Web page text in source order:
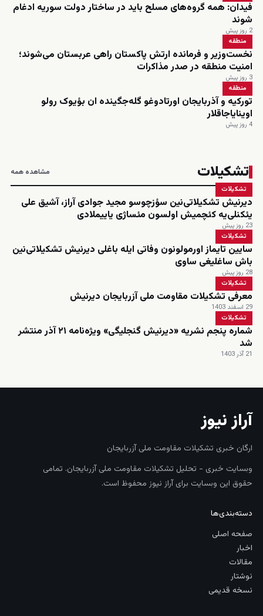
فیدان: همه گروه‌های مسلح باید در ساختار دولت سوریه ادغام
شوند
2 روز پیش
منطقه
نخست‌وزیر و فرمانده ارتش پاکستان راهی عربستان می‌شوند؛
امنیت منطقه در صدر مذاکرات
3 روز پیش
منطقه
تورکیه و آذربایجان اورتادوغو گله‌جگینده ان بؤیوک رولو
اوینایاجاقلار
4 روز پیش
تشکیلات مشاهده همه
تشکیلات
دیرنیش تشکیلاتی‌نین سؤزچوسو مجید جوادی آراز، آشیق علی
یئکنلی‌یه کئچمیش اولسون مئساژی یاییملادی
23 روز پیش
تشکیلات
سایین تایماز اورمولونون وفاتی ایله باغلی دیرنیش تشکیلاتی‌نین
باش ساغلیغی ساوی
28 روز پیش
تشکیلات
معرفی تشکیلات مقاومت ملی آزربایجان دیرنیش
29 اسفند 1403
تشکیلات
شماره پنجم نشریه «دیرنیش گنجلیگی» ویژه‌نامه ۲۱ آذر منتشر
شد
21 آذر 1403
آراز نیوز
ارگان خبری تشکیلات مقاومت ملی آزربایجان
وبسایت خبری - تحلیل تشکیلات مقاومت ملی آزربایجان. تمامی
حقوق این وبسایت برای آراز نیوز محفوظ است.
دسته‌بندی‌ها
صفحه اصلی
اخبار
مقالات
نوشتار
نسخه قدیمی